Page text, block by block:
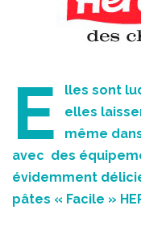
E
lles sont
elles
même
avec des
évidemment
pâtes « Facile »